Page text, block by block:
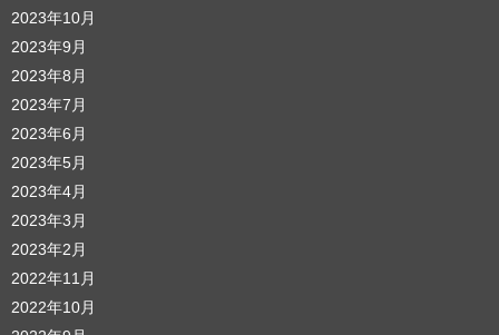
2023年10月
2023年9月
2023年8月
2023年7月
2023年6月
2023年5月
2023年4月
2023年3月
2023年2月
2022年11月
2022年10月